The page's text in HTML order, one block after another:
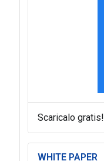
Scaricalo gratis!
WHITE PAPER